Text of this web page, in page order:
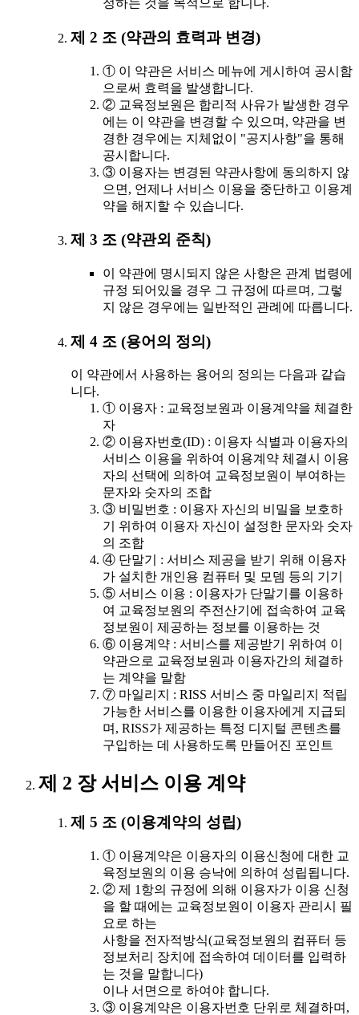
정하는 것을 목적으로 합니다.
제 2 조 (약관의 효력과 변경)
① 이 약관은 서비스 메뉴에 게시하여 공시함
으로써 효력을 발생합니다.
② 교육정보원은 합리적 사유가 발생한 경우
에는 이 약관을 변경할 수 있으며, 약관을 변
경한 경우에는 지체없이 "공지사항"을 통해
공시합니다.
③ 이용자는 변경된 약관사항에 동의하지 않
으면, 언제나 서비스 이용을 중단하고 이용계
약을 해지할 수 있습니다.
제 3 조 (약관외 준칙)
이 약관에 명시되지 않은 사항은 관계 법령에
규정 되어있을 경우 그 규정에 따르며, 그렇
지 않은 경우에는 일반적인 관례에 따릅니다.
제 4 조 (용어의 정의)
이 약관에서 사용하는 용어의 정의는 다음과 같습
니다.
① 이용자 : 교육정보원과 이용계약을 체결한
자
② 이용자번호(ID) : 이용자 식별과 이용자의
서비스 이용을 위하여 이용계약 체결시 이용
자의 선택에 의하여 교육정보원이 부여하는
문자와 숫자의 조합
③ 비밀번호 : 이용자 자신의 비밀을 보호하
기 위하여 이용자 자신이 설정한 문자와 숫자
의 조합
④ 단말기 : 서비스 제공을 받기 위해 이용자
가 설치한 개인용 컴퓨터 및 모뎀 등의 기기
⑤ 서비스 이용 : 이용자가 단말기를 이용하
여 교육정보원의 주전산기에 접속하여 교육
정보원이 제공하는 정보를 이용하는 것
⑥ 이용계약 : 서비스를 제공받기 위하여 이
약관으로 교육정보원과 이용자간의 체결하
는 계약을 말함
⑦ 마일리지 : RISS 서비스 중 마일리지 적립
가능한 서비스를 이용한 이용자에게 지급되
며, RISS가 제공하는 특정 디지털 콘텐츠를
구입하는 데 사용하도록 만들어진 포인트
제 2 장 서비스 이용 계약
제 5 조 (이용계약의 성립)
① 이용계약은 이용자의 이용신청에 대한 교
육정보원의 이용 승낙에 의하여 성립됩니다.
② 제 1항의 규정에 의해 이용자가 이용 신청
을 할 때에는 교육정보원이 이용자 관리시 필
요로 하는
사항을 전자적방식(교육정보원의 컴퓨터 등
정보처리 장치에 접속하여 데이터를 입력하
는 것을 말합니다)
이나 서면으로 하여야 합니다.
③ 이용계약은 이용자번호 단위로 체결하며,